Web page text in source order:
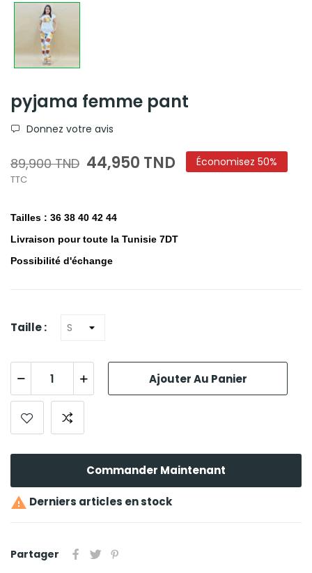
pyjama femme pant
Donnez votre avis
89,900 TND 44,950 TND Économisez 50%
TTC
Tailles : 36 38 40 42 44
Livraison pour toute la Tunisie 7DT
Possibilité d'échange
Taille :
Ajouter Au Panier
Commander Maintenant
 Derniers articles en stock
Partager